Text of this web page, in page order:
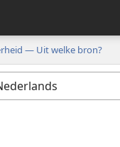
— Uit welke bron?